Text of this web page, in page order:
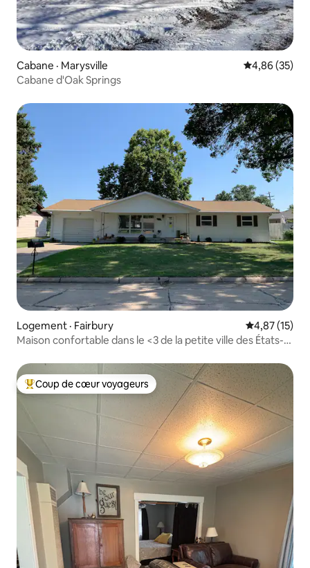
Cabane · Marysville Note
4,86 (35)
Cabane d'Oak Springs
Logement · Fairbury Note
4,87 (15)
Maison confortable dans le <3 de la petite ville des États-
Coup de cœur voyageurs parmi les plus aimés
Coup de cœur voyageurs